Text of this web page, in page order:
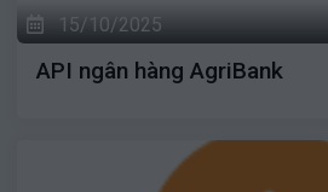
15/10/2025
API ngân hàng AgriBank